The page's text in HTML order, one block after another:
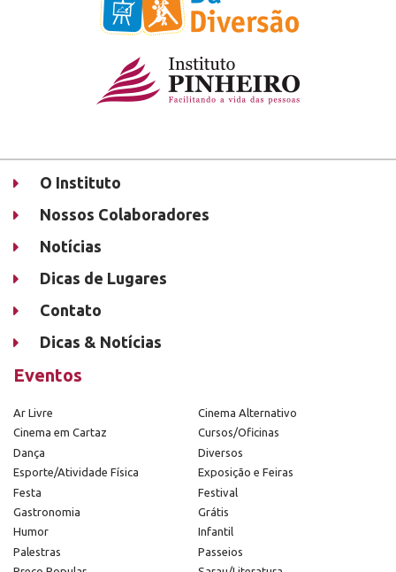
O Instituto
Nossos Colaboradores
Notícias
Dicas de Lugares
Contato
Dicas & Notícias
Eventos
Ar Livre
Cinema Alternativo
Cinema em Cartaz
Cursos/Oficinas
Dança
Diversos
Esporte/Atividade Física
Exposição e Feiras
Festa
Festival
Gastronomia
Grátis
Humor
Infantil
Palestras
Passeios